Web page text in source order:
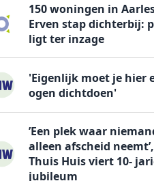
150 woningen in
Erven stap dichterbij:
ligt ter inzage
'Eigenlijk moet je hier
ogen dichtdoen'
’Een plek waar
alleen afscheid
Thuis Huis viert 10-
jubileum